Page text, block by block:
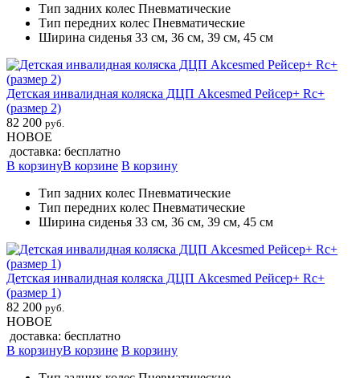
Тип задних колес Пневматические
Тип передних колес Пневматические
Ширина сиденья 33 см, 36 см, 39 см, 45 см
Детская инвалидная коляска ДЦП Akcesmed Рейсер+ Rc+
(размер 2)
82 200 руб.
НОВОЕ
доставка: бесплатно
В корзинуВ корзине В корзину
Тип задних колес Пневматические
Тип передних колес Пневматические
Ширина сиденья 33 см, 36 см, 39 см, 45 см
Детская инвалидная коляска ДЦП Akcesmed Рейсер+ Rc+
(размер 1)
82 200 руб.
НОВОЕ
доставка: бесплатно
В корзинуВ корзине В корзину